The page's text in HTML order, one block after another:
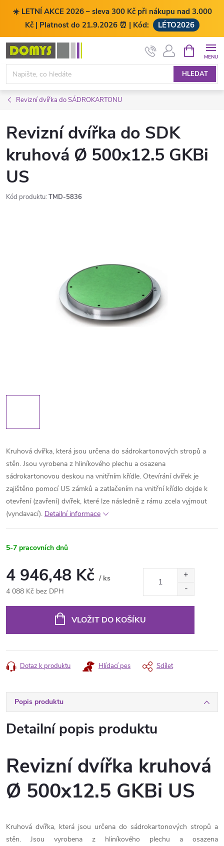
☀️ LETNÍ AKCE 2026 – sleva 300 Kč při nákupu nad 3.000
Kč | Platnost do 21.9.2026 ⏰ | Kód:
LÉTO2026
Přejít
obsah
HLEDAT
NÁKUPNÍ
KOŠÍK
Revizní dvířka do SÁDROKARTONU
Revizní dvířka do SDK
kruhová Ø 500x12.5 GKBi
US
Kód produktu: TMD-5836
Kruhová dvířka, která jsou určena do sádrokartonových stropů a
stěn. Jsou vyrobena z hliníkového plechu a osazena
sádrokartonovou deskou na vnitřním křídle. Otevírání dvířek je
zajištěno pomocí US zámků a zatlačením na vnitřní křídlo dojde k
otevření (zavření) dvířek, které lze následně z rámu zcela vyjmout
(vyndavací). Detailní informace
5-7 pracovních dnů
4 946,48 Kč / ks
4 088 Kč bez DPH
VLOŽIT DO KOŠÍKU
Dotaz k produktu Hlídací pes Sdílet
Popis produktu
Detailní popis produktu
Revizní dvířka kruhová
Ø 500x12.5 GKBi US
Kruhová dvířka, která jsou určena do sádrokartonových stropů a
stěn. Jsou vyrobena z hliníkového plechu a osazena